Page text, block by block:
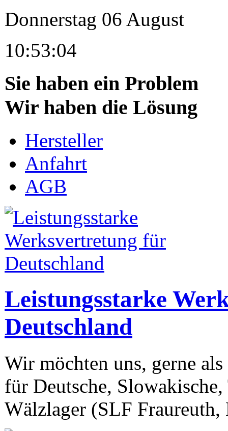
Donnerstag 06 August
10:53:04
Sie haben ein Problem
Wir haben die Lösung
Hersteller
Anfahrt
AGB
Leistungsstarke
Deutschland
Wir möchten uns, gerne
für Deutsche,
Wälzlager (SLF